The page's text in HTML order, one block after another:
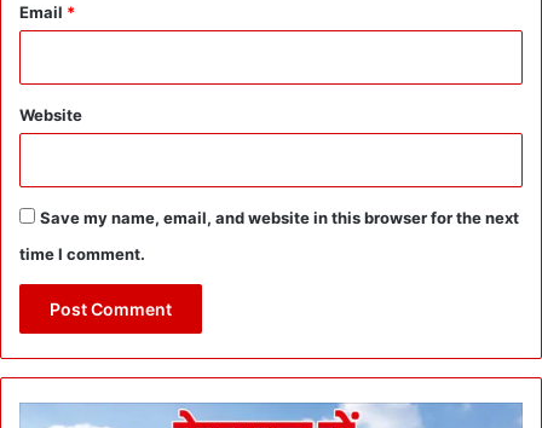
Email *
Website
Save my name, email, and website in this browser for the next
time I comment.